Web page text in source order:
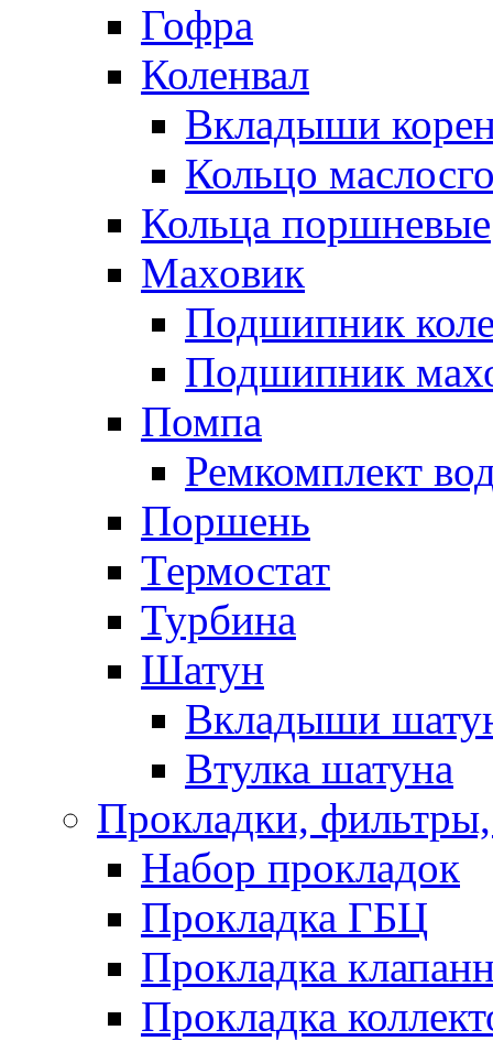
Гофра
Коленвал
Вкладыши
Кольцо
Кольца поршневые
Маховик
Подшипник
Подшипник
Помпа
Ремкомплект
Поршень
Термостат
Турбина
Шатун
Вкладыши
Втулка шатуна
Прокладки,
Набор прокладок
Прокладка ГБЦ
Прокладка
Прокладка